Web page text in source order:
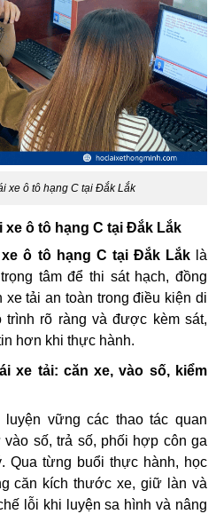
xe ô tô hạng C tại Đắk Lắk
ô tô hạng C tại Đắk Lắk
ô tô hạng C tại Đắk Lắklà
tâm để thi sát hạch, đồng
tải an toàn trong điều kiện di
rõ ràng và được kèm sát,
hơn khi thực hành.
xe tải: căn xe, vào số, kiểm
luyện vững các thao tác quan
số, trả số, phối hợp côn ga
Qua từng buổi thực hành, học
căn kích thước xe, giữ làn và
lỗi khi luyện sa hình và nâng